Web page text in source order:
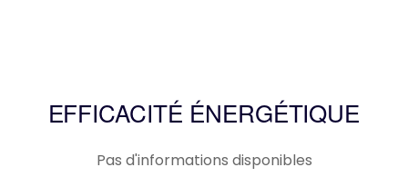
EFFICACITÉ ÉNERGÉTIQUE
Pas d'informations disponibles